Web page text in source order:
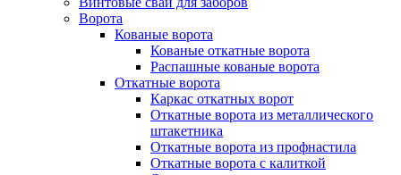
Ворота
Кованые ворота
Кованые откатные ворота
Распашные кованые ворота
Откатные ворота
Каркас откатных ворот
Откатные ворота из металлического
штакетника
Откатные ворота из профнастила
Откатные ворота с калиткой